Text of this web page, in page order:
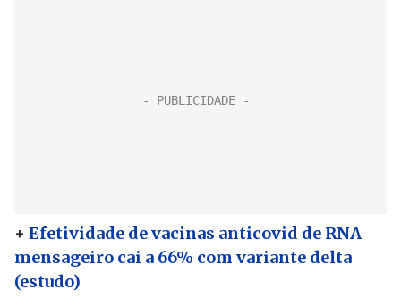
+ Efetividade de vacinas anticovid de RNA
mensageiro cai a 66% com variante delta
(estudo)